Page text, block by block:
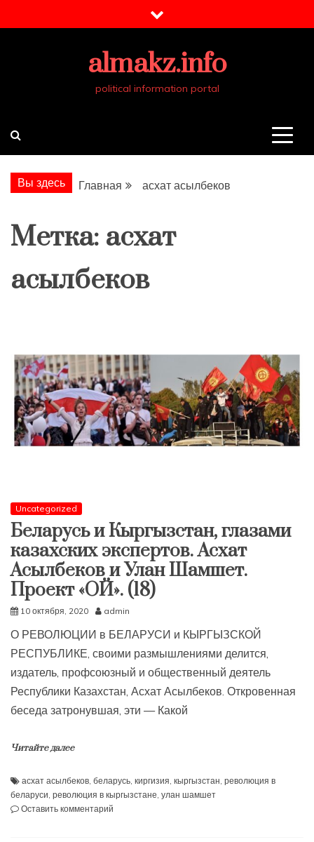
к
almakz.info
political information portal
Вы здесь Главная асхат асылбеков
Метка: асхат
асылбеков
Uncategorized
Беларусь и Кыргызстан, глазами
казахских экспертов. Асхат
Асылбеков и Улан Шамшет.
Проект «ОЙ». (18)
10 октября, 2020 admin
О РЕВОЛЮЦИИ в БЕЛАРУСИ и КЫРГЫЗСКОЙ
РЕСПУБЛИКЕ, своими размышлениями делится,
издатель, профсоюзный и общественный деятель
Республики Казахстан, Асхат Асылбеков. Откровенная
беседа затронувшая, эти — Какой
Читайте далее
асхат асылбеков, беларусь, киргизия, кыргызстан, революция в
беларуси, революция в кыргызстане, улан шамшет
Оставить комментарий